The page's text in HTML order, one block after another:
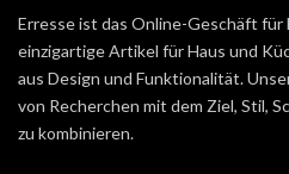
Erresse ist das Online-Geschäft für
einzigartige Artikel für Haus und
aus Design und Funktionalität.
von Recherchen mit dem Ziel, Stil,
zu kombinieren.